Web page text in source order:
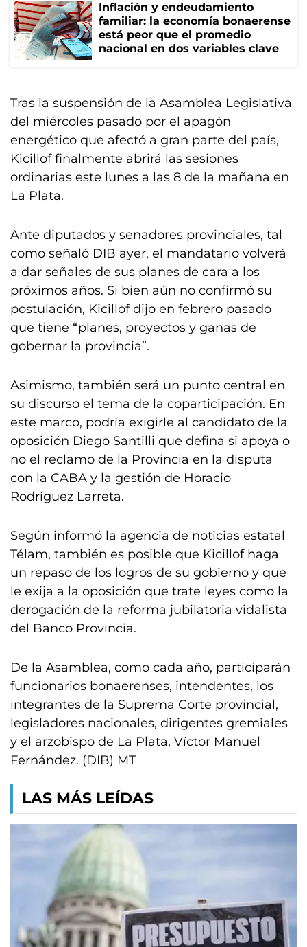
Inflación y endeudamiento
familiar: la economía bonaerense
está peor que el promedio
nacional en dos variables clave
Tras la suspensión de la Asamblea Legislativa
del miércoles pasado por el apagón
energético que afectó a gran parte del país,
Kicillof finalmente abrirá las sesiones
ordinarias este lunes a las 8 de la mañana en
La Plata.
Ante diputados y senadores provinciales, tal
como señaló DIB ayer, el mandatario volverá
a dar señales de sus planes de cara a los
próximos años. Si bien aún no confirmó su
postulación, Kicillof dijo en febrero pasado
que tiene “planes, proyectos y ganas de
gobernar la provincia”.
Asimismo, también será un punto central en
su discurso el tema de la coparticipación. En
este marco, podría exigirle al candidato de la
oposición Diego Santilli que defina si apoya o
no el reclamo de la Provincia en la disputa
con la CABA y la gestión de Horacio
Rodríguez Larreta.
Según informó la agencia de noticias estatal
Télam, también es posible que Kicillof haga
un repaso de los logros de su gobierno y que
le exija a la oposición que trate leyes como la
derogación de la reforma jubilatoria vidalista
del Banco Provincia.
De la Asamblea, como cada año, participarán
funcionarios bonaerenses, intendentes, los
integrantes de la Suprema Corte provincial,
legisladores nacionales, dirigentes gremiales
y el arzobispo de La Plata, Víctor Manuel
Fernández. (DIB) MT
LAS MÁS LEÍDAS